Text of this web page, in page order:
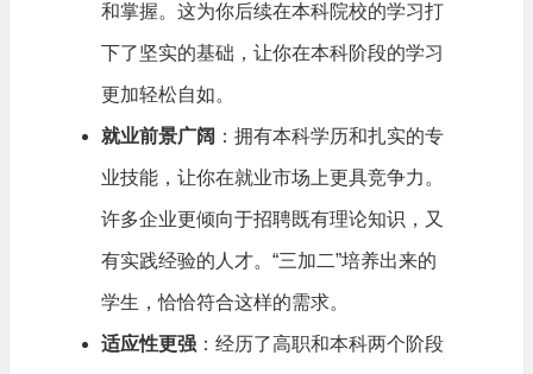
和掌握。这为你后续在本科院校的学习打
下了坚实的基础，让你在本科阶段的学习
更加轻松自如。
就业前景广阔 ：拥有本科学历和扎实的专
业技能，让你在就业市场上更具竞争力。
许多企业更倾向于招聘既有理论知识，又
有实践经验的人才。“三加二”培养出来的
学生，恰恰符合这样的需求。
适应性更强：经历了高职和本科两个阶段